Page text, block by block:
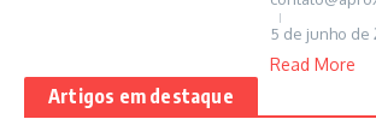
5 de junho de
Read More
Artigos em destaque